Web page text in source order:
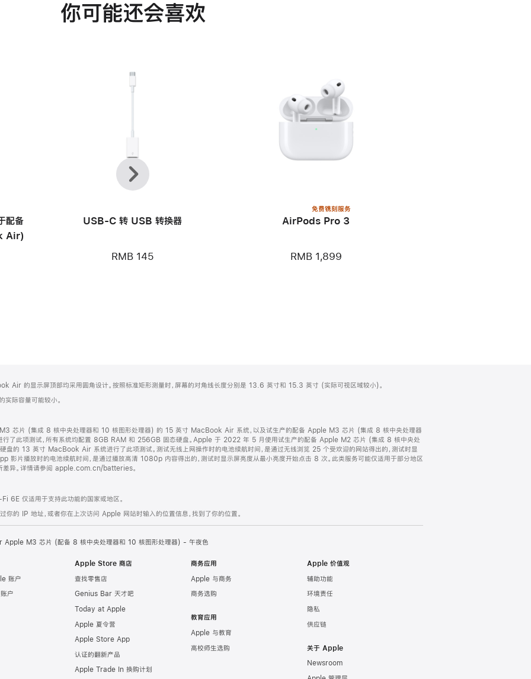
你可能还会喜欢
配备
Air)
USB-C 转 USB 转换器
RMB 145
免费镌刻服务
AirPods Pro 3
RMB 1,899
上
一
个
下
一
个
Air 的显示屏顶部均采用圆角设计。按照标准矩形测量时，屏幕的对角线长度分别是 13.6 英寸和 15.3 英寸 (实际可视区域较小)。
际容量可能较小。
芯片 (集成 8 核中央处理器和 10 核图形处理器) 的 15 英寸 MacBook Air 系统，以及试生产的配备 Apple M3 芯片 (集成 8 核中央处理器
了此项测试，所有系统均配置 8GB RAM 和 256GB 固态硬盘。Apple 于 2022 年 5 月使用试生产的配备 Apple M2 芯片 (集成 8 核中央处
的 13 英寸 MacBook Air 系统进行了此项测试。测试无线上网操作时的电池续航时间，是通过无线浏览 25 个受欢迎的网站得出的，测试时显
影片播放时的电池续航时间，是通过播放高清 1080p 内容得出的，测试时显示屏亮度从最小亮度开始点击 8 次。此类服务可能仅适用于部分地区
差异。详情请参阅 apple.com.cn/batteries。
6E 仅适用于支持此功能的国家或地区。
你的 IP 地址，或者你在上次访问 Apple 网站时输入的位置信息，找到了你的位置。
M3 芯片 (配备 8 核中央处理器和 10 核图形处理器) - 午夜色
账户
户
Apple Store 商店
查找零售店
Genius Bar 天才吧
Today at Apple
Apple 夏令营
Apple Store App
认证的翻新产品
Apple Trade In 换购计划
商务应用
Apple 与商务
商务选购
教育应用
Apple 与教育
高校师生选购
Apple 价值观
辅助功能
环境责任
隐私
供应链
关于 Apple
Newsroom